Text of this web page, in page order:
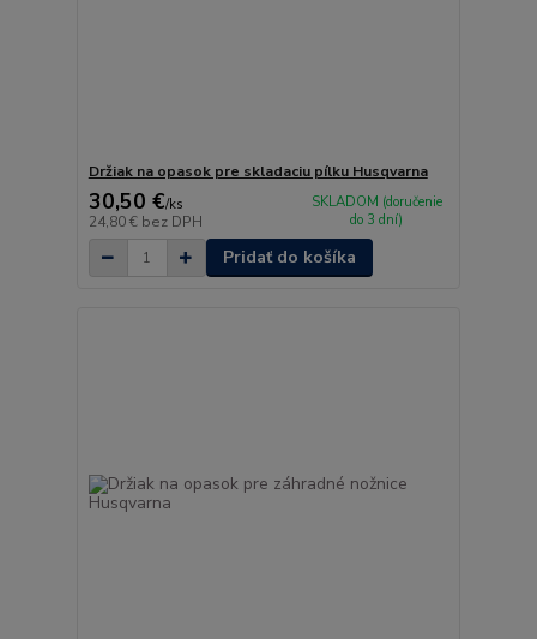
Držiak na opasok pre skladaciu pílku Husqvarna
30,50 €/ks
24,80 € bez DPH
SKLADOM (doručenie
do 3 dní)
Pridať do košíka